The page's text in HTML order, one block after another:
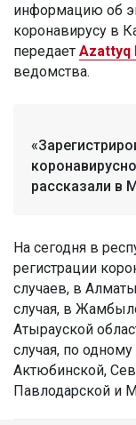
информацию об
коронавирусу в
передает Azattyq
ведомства.
рассказали в
На сегодня в
регистрации
случаев, в
случая, в
Атырауской
случая, по
Актюбинской,
Павлодарской и